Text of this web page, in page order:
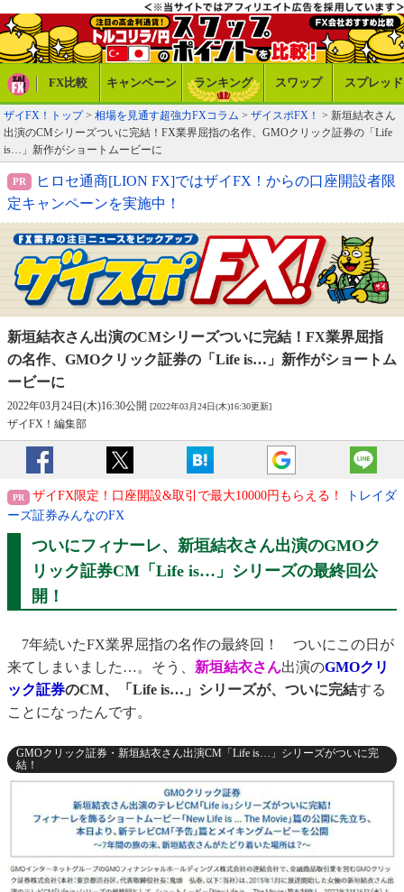
FX比較 キャンペーン ランキング スワップ スプレッド
ザイFX！トップ> 相場を見通す超強力FXコラム > ザイスポFX！ > 新垣結衣さん
出演のCMシリーズついに完結！FX業界屈指の名作、GMOクリック証券の「Life
is…」新作がショートムービーに
ヒロセ通商[LION FX]ではザイFX！からの口座開設者限
定キャンペーンを実施中！
新垣結衣さん出演のCMシリーズついに完結！ FX業界屈指
の名作、GMOクリック証券の 「Life is…」新作がショートム
ービーに
2022年03月24日(木)16:30公開 [2022年03月24日(木)16:30更新]
ザイFX！編集部
ザイFX限定！口座開設&取引で最大10000円もらえる！
トレイダ
ーズ証券みんなのFX
ついにフィナーレ、新垣結衣さん出演のGMOク
リック証券CM「Life is…」シリーズの最終回公
開！
7年続いたFX業界屈指の名作の最終回！ ついにこの日が
来てしまいました…。そう、 新垣結衣さん出演のGMOクリ
ック証券のCM、「Life is…」シリーズが、ついに完結する
ことになったんです。
GMOクリック証券・新垣結衣さん出演CM「Life is…」シリーズがついに完
結！